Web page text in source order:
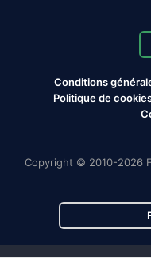
Conditions
Politique de
Copyright © 2010-2026